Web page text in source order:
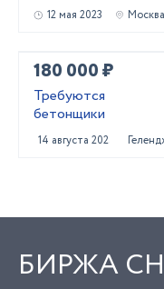
12 мая 2023 Москва
180 000 ₽
Требуются
бетонщики
14 августа 2025
БИРЖА